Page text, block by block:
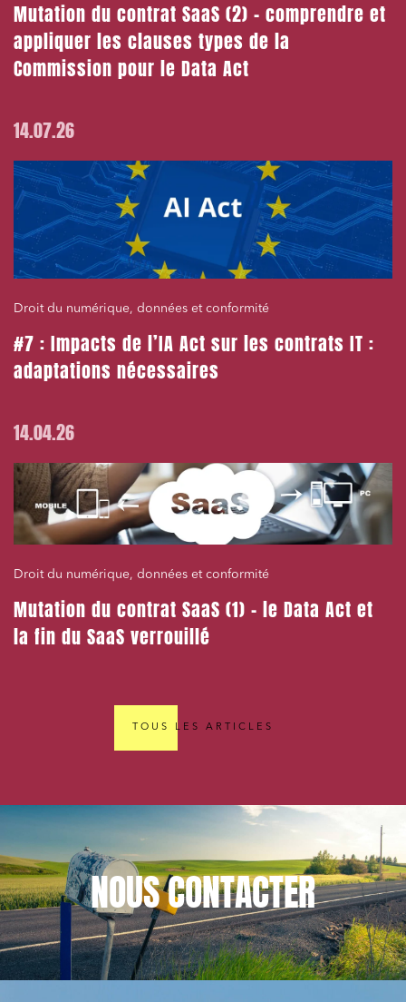
Mutation du contrat SaaS (2) – comprendre et
appliquer les clauses types de la
Commission pour le Data Act
14.07.26
Droit du numérique, données et conformité
#7 : Impacts de l’IA Act sur les contrats IT :
adaptations nécessaires
14.04.26
Droit du numérique, données et conformité
Mutation du contrat SaaS (1) – le Data Act et
la fin du SaaS verrouillé
TOUS LES ARTICLES
NOUSCONTACTER